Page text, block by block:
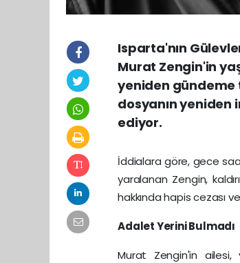
Isparta'nın
Murat Zengin'in
yeniden gündeme
dosyanın yeniden
ediyor.
İddialara göre, gece
yaralanan Zengin,
hakkında hapis cezası
Adalet Yerini Bulmadı
Murat Zengin'in ailesi,